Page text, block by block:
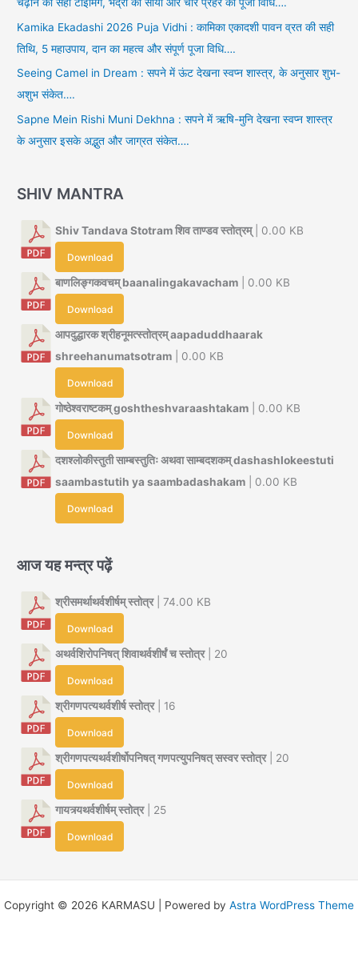
चढ़ाने की सही टाइमिंग, भद्रा का साया और चार प्रहर की पूजा विधि….
Kamika Ekadashi 2026 Puja Vidhi : कामिका एकादशी पावन व्रत की सही
तिथि, 5 महाउपाय, दान का महत्व और संपूर्ण पूजा विधि….
Seeing Camel in Dream : सपने में ऊंट देखना स्वप्न शास्त्र, के अनुसार शुभ-
अशुभ संकेत….
Sapne Mein Rishi Muni Dekhna : सपने में ऋषि-मुनि देखना स्वप्न शास्त्र
के अनुसार इसके अद्भुत और जाग्रत संकेत….
SHIV MANTRA
Shiv Tandava Stotram शिव ताण्डव स्तोत्रम्| 0.00 KB
Download
बाणलिङ्गकवचम् baanalingakavacham | 0.00 KB
Download
आपदुद्धारक श्रीहनूमत्स्तोत्रम् aapaduddhaarak
shreehanumatsotram | 0.00 KB
Download
गोष्ठेश्वराष्टकम् goshtheshvaraashtakam | 0.00 KB
Download
दशश्लोकीस्तुती साम्बस्तुतिः अथवा साम्बदशकम् dashashlokeestuti
saambastutih ya saambadashakam | 0.00 KB
Download
आज यह मन्त्र पढ़ें
श्रीसमर्थाथर्वशीर्षम् स्तोत्र| 74.00 KB
Download
अथर्वशिरोपनिषत् शिवाथर्वशीर्षं च स्तोत्र| 20
Download
श्रीगणपत्यथर्वशीर्ष स्तोत्र| 16
Download
श्रीगणपत्यथर्वशीर्षोपनिषत् गणपत्युपनिषत् सस्वर स्तोत्र| 20
Download
गायत्र्यथर्वशीर्षम् स्तोत्र| 25
Download
Copyright © 2026 KARMASU | Powered by Astra WordPress Theme